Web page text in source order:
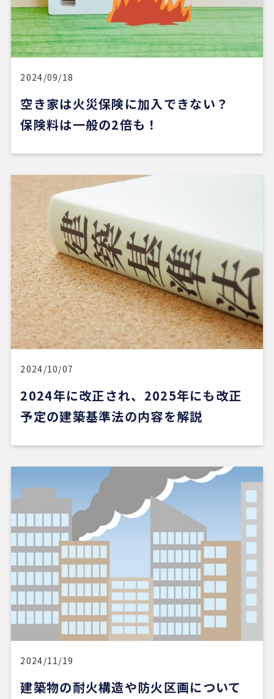
その点、REDSは自分で見つけた物件を軸に進めや
すいのがよかったです。
一方で、自分が望む物件像がまだ明確でない人や、
うまく検索できない人にとっては、REDSだけで良
い物件に出会うのは少し難しいかもしれません。
ただ、そういう場合でも、結局は良い不動産会社や
くいと思います。
な物件を見て勉強し、ある程度判断できる状態にな
ってから動くのが大切だと感じました。
担当の山崎一さん対応がスムーズで、とても安心感
がありました。こちらが気になることや質問にも毎
回正確に答えていただけただけでなく、自分では気
づいていなかった点まで補足して教えてくださり、
終始安心してお任せできました。
5 か月前
新しい自宅の購入でお世話になりました。仲介手数
料が無料だったのが素晴らしいです。担当の方（中
際してゴリ押しもなく、気になる物件についてフラ
た。おすすめです。
2024/09/18
空き家は火災保険に加入できない？
保険料は一般の2倍も！
2024/10/07
2024年に改正され、2025年にも改正
予定の建築基準法の内容を解説
2024/11/19
建築物の耐火構造や防火区画について